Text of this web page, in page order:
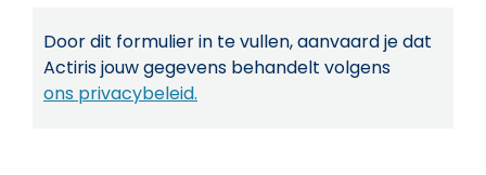
Door dit formulier in te vullen, aanvaard je dat
Actiris jouw gegevens behandelt volgens
ons privacybeleid.